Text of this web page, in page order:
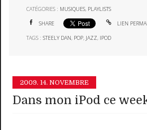
CATÉGORIES : MUSIQUES, PLAYLISTS
SHARE LIEN
TAGS :STEELY DAN, POP, JAZZ, IPOD
2009. 14. NOVEMBRE
Dans mon iPod ce